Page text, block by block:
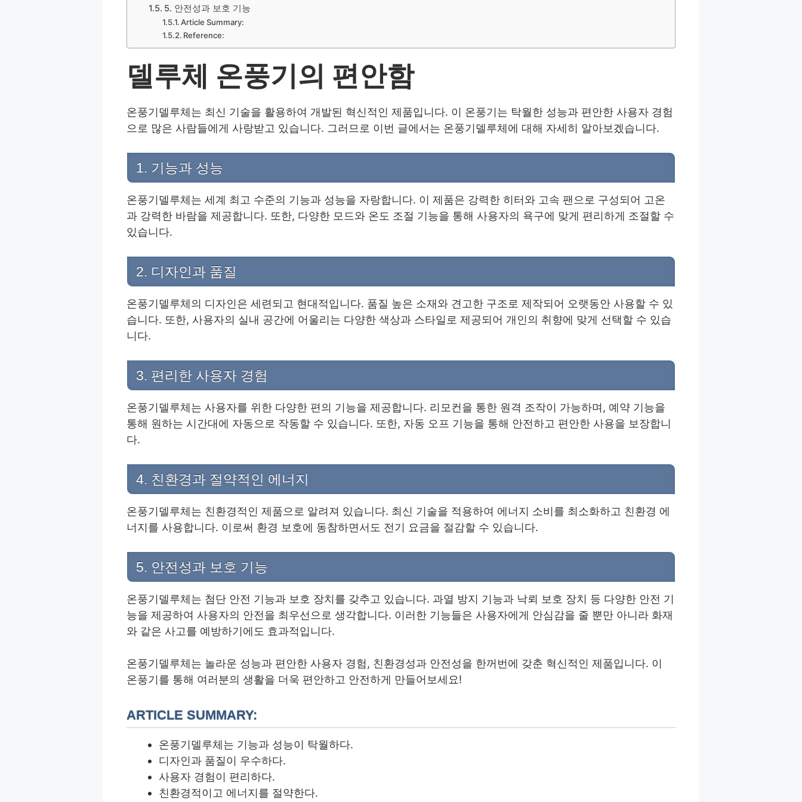
5. 안전성과 보호 기능
Article Summary:
Reference:
델루체 온풍기의 편안함
온풍기델루체는 최신 기술을 활용하여 개발된 혁신적인 제품입니다. 이 온풍기는 탁월한 성능과 편안한 사용자 경험
으로 많은 사람들에게 사랑받고 있습니다. 그러므로 이번 글에서는 온풍기델루체에 대해 자세히 알아보겠습니다.
1. 기능과 성능
온풍기델루체는 세계 최고 수준의 기능과 성능을 자랑합니다. 이 제품은 강력한 히터와 고속 팬으로 구성되어 고온
과 강력한 바람을 제공합니다. 또한, 다양한 모드와 온도 조절 기능을 통해 사용자의 욕구에 맞게 편리하게 조절할 수
있습니다.
2. 디자인과 품질
온풍기델루체의 디자인은 세련되고 현대적입니다. 품질 높은 소재와 견고한 구조로 제작되어 오랫동안 사용할 수 있
습니다. 또한, 사용자의 실내 공간에 어울리는 다양한 색상과 스타일로 제공되어 개인의 취향에 맞게 선택할 수 있습
니다.
3. 편리한 사용자 경험
온풍기델루체는 사용자를 위한 다양한 편의 기능을 제공합니다. 리모컨을 통한 원격 조작이 가능하며, 예약 기능을
통해 원하는 시간대에 자동으로 작동할 수 있습니다. 또한, 자동 오프 기능을 통해 안전하고 편안한 사용을 보장합니
다.
4. 친환경과 절약적인 에너지
온풍기델루체는 친환경적인 제품으로 알려져 있습니다. 최신 기술을 적용하여 에너지 소비를 최소화하고 친환경 에
너지를 사용합니다. 이로써 환경 보호에 동참하면서도 전기 요금을 절감할 수 있습니다.
5. 안전성과 보호 기능
온풍기델루체는 첨단 안전 기능과 보호 장치를 갖추고 있습니다. 과열 방지 기능과 낙뢰 보호 장치 등 다양한 안전 기
능을 제공하여 사용자의 안전을 최우선으로 생각합니다. 이러한 기능들은 사용자에게 안심감을 줄 뿐만 아니라 화재
와 같은 사고를 예방하기에도 효과적입니다.
온풍기델루체는 놀라운 성능과 편안한 사용자 경험, 친환경성과 안전성을 한꺼번에 갖춘 혁신적인 제품입니다. 이
온풍기를 통해 여러분의 생활을 더욱 편안하고 안전하게 만들어보세요!
ARTICLE SUMMARY:
온풍기델루체는 기능과 성능이 탁월하다.
디자인과 품질이 우수하다.
사용자 경험이 편리하다.
친환경적이고 에너지를 절약한다.